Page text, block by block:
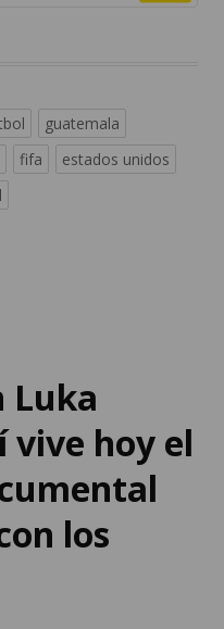
guatemala
fifa
estados unidos
Luka
vive hoy el
los